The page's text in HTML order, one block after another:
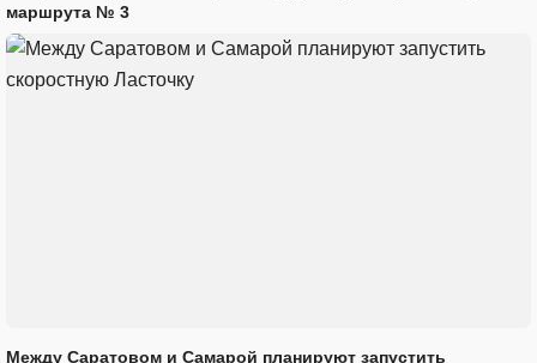
маршрута № 3
Между Саратовом и Самарой планируют запустить